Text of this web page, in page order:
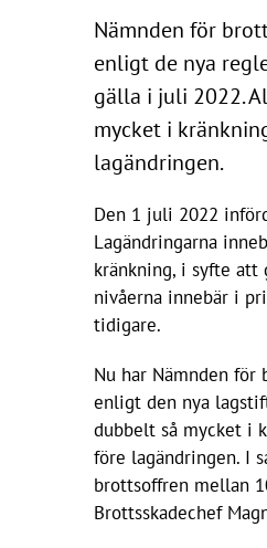
Nämnden för
enligt de nya
gälla i juli 2022.
mycket i
lagändringen.
Den 1 juli 2022
Lagändringarna
kränkning, i syfte att
nivåerna innebär i
tidigare.
Nu har Nämnden
enligt den nya
dubbelt så mycket i
före lagändringen. I
brottsoffren mellan
Brottsskadechef